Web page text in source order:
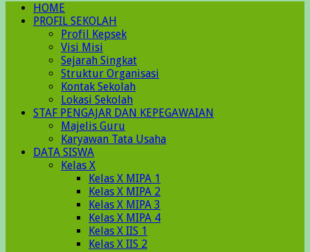
HOME
PROFIL SEKOLAH
Profil Kepsek
Visi Misi
Sejarah Singkat
Struktur Organisasi
Kontak Sekolah
Lokasi Sekolah
STAF PENGAJAR DAN KEPEGAWAIAN
Majelis Guru
Karyawan Tata Usaha
DATA SISWA
Kelas X
Kelas X MIPA 1
Kelas X MIPA 2
Kelas X MIPA 3
Kelas X MIPA 4
Kelas X IIS 1
Kelas X IIS 2